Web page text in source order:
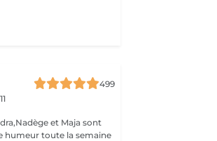
499
et Maja sont
humeur toute la semaine